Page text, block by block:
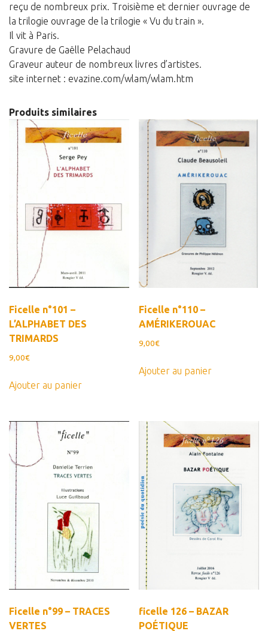
reçu de nombreux prix. Troisième et dernier ouvrage de
la trilogie ouvrage de la trilogie « Vu du train ».
Il vit à Paris.
Gravure de Gaëlle Pelachaud
Graveur auteur de nombreux livres d’artistes.
site internet : evazine.com/wlam/wlam.htm
Produits similaires
Ficelle n°101 –
L’ALPHABET DES
TRIMARDS
9,00€
Ajouter au panier
Ficelle n°110 –
AMÉRIKEROUAC
9,00€
Ajouter au panier
Ficelle n°99 – TRACES
VERTES
ficelle 126 – BAZAR
POÉTIQUE